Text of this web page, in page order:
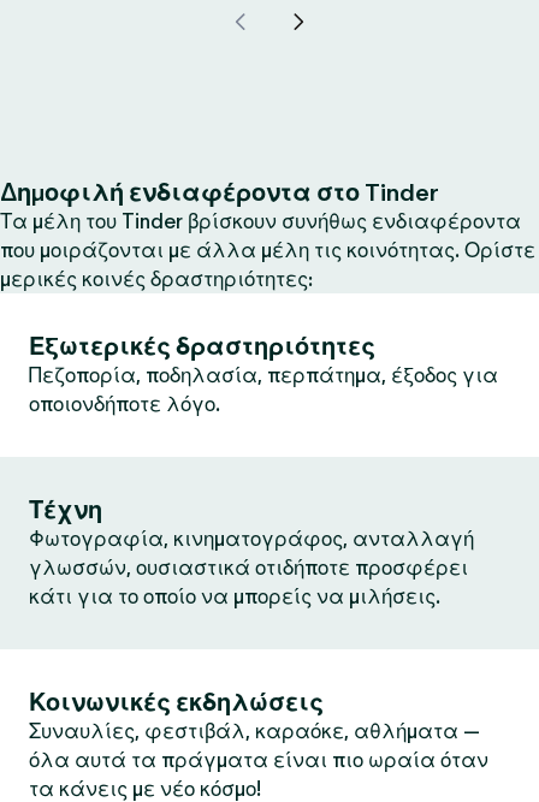
Δημοφιλή ενδιαφέροντα στο Tinder
Τα μέλη του Tinder βρίσκουν συνήθως ενδιαφέροντα
που μοιράζονται με άλλα μέλη τις κοινότητας. Ορίστε
μερικές κοινές δραστηριότητες:
Εξωτερικές δραστηριότητες
Πεζοπορία, ποδηλασία, περπάτημα, έξοδος για
οποιονδήποτε λόγο.
Τέχνη
Φωτογραφία, κινηματογράφος, ανταλλαγή
γλωσσών, ουσιαστικά οτιδήποτε προσφέρει
κάτι για το οποίο να μπορείς να μιλήσεις.
Κοινωνικές εκδηλώσεις
Συναυλίες, φεστιβάλ, καραόκε, αθλήματα —
όλα αυτά τα πράγματα είναι πιο ωραία όταν
τα κάνεις με νέο κόσμο!